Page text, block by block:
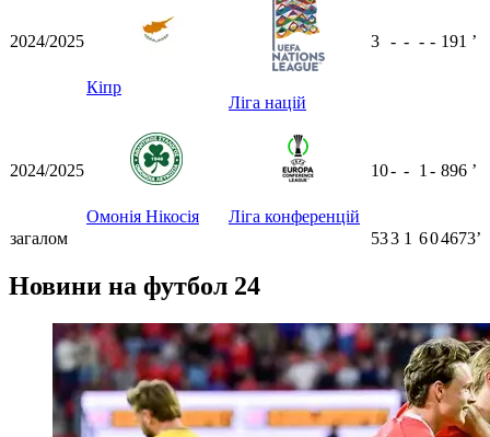
2024/2025
Кіпр
Ліга націй
3 - - - - 191 ʼ
2024/2025
Омонія Нікосія Ліга конференцій
10- - 1 - 896 ʼ
загалом 533 1 604673ʼ
Новини на футбол 24